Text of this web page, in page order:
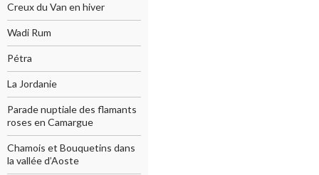
Creux du Van en hiver
Wadi Rum
Pétra
La Jordanie
Parade nuptiale des flamants
roses en Camargue
Chamois et Bouquetins dans
la vallée d’Aoste